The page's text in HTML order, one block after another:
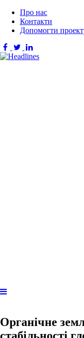
Про нас
Контакти
Допомогти
Органічне